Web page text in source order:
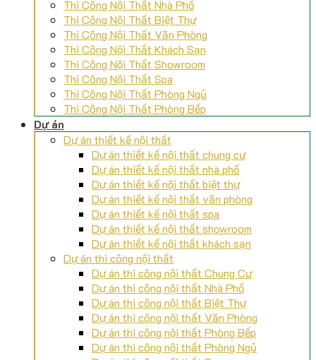
Thi Công Nội Thất Nhà Phố
Thi Công Nội Thất Biệt Thự
Thi Công Nội Thất Văn Phòng
Thi Công Nội Thất Khách Sạn
Thi Công Nội Thất Showroom
Thi Công Nội Thất Spa
Thi Công Nội Thất Phòng Ngủ
Thi Công Nội Thất Phòng Bếp
Dự án
Dự án thiết kế nội thất
Dự án thiết kế nội thất chung cư
Dự án thiết kế nội thất nhà phố
Dự án thiết kế nội thất biệt thự
Dự án thiết kế nội thất văn phòng
Dự án thiết kế nội thất spa
Dự án thiết kế nội thất showroom
Dự án thiết kế nội thất khách sạn
Dự án thi công nội thất
Dự án thi công nội thất Chung Cư
Dự án thi công nội thất Nhà Phố
Dự án thi công nội thất Biệt Thự
Dự án thi công nội thất Văn Phòng
Dự án thi công nội thất Phòng Bếp
Dự án thi công nội thất Phòng Ngủ